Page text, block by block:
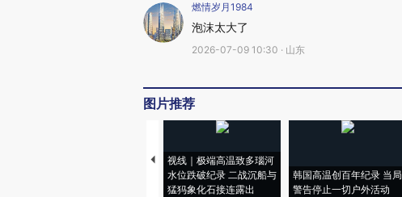
燃情岁月1984
泡沫太大了
2026-07-09 10:30 · 山东
图片推荐
视线｜极端高温致多瑙河
水位跌破纪录 二战沉船与
猛犸象化石接连露出
韩国高温创百年纪录 当局
警告停止一切户外活动